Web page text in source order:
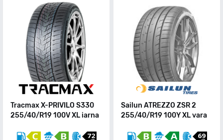
Tracmax X-PRIVILO S330
255/40/R19 100V XL iarna
Sailun ATREZZO ZSR 2
255/40/R19 100Y XL vara